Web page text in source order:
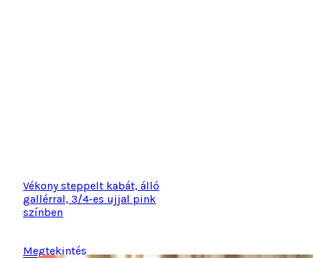
Vékony steppelt kabát, álló
gallérral, 3/4-es ujjal pink
színben
Megtekintés